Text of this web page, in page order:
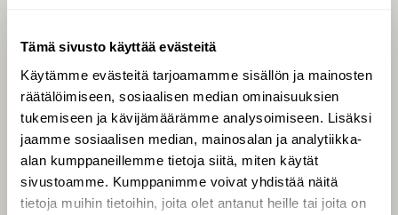
Tämä sivusto käyttää evästeitä
Käytämme evästeitä tarjoamamme sisällön ja mainosten
räätälöimiseen, sosiaalisen median ominaisuuksien
tukemiseen ja kävijämäärämme analysoimiseen. Lisäksi
jaamme sosiaalisen median, mainosalan ja analytiikka-
alan kumppaneillemme tietoja siitä, miten käytät
sivustoamme. Kumppanimme voivat yhdistää näitä
tietoja muihin tietoihin, joita olet antanut heille tai joita on
Tilaa digilukuoikeus
Äänestä parasta juttua
Tilaa uutiskirje
SUOMEN LUONNON­
SUOJELU­LIITTO